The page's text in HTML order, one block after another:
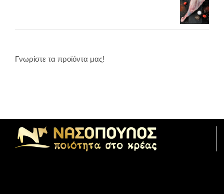
Γνωρίστε τα προϊόντα μας!